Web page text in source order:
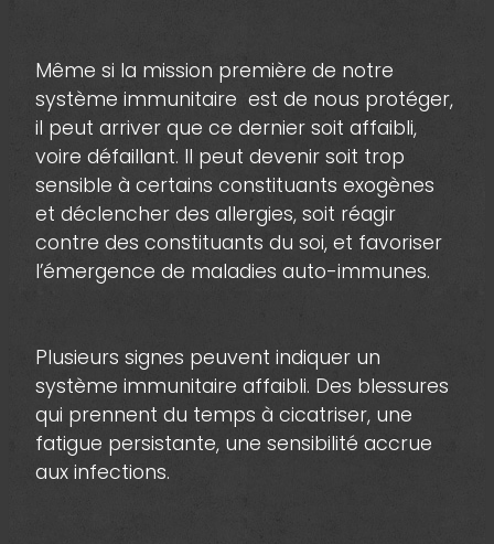
Même si la mission première de notre
système immunitaire est de nous protéger,
il peut arriver que ce dernier soit affaibli,
voire défaillant. Il peut devenir soit trop
sensible à certains constituants exogènes
et déclencher des allergies, soit réagir
contre des constituants du soi, et favoriser
l’émergence de maladies auto-immunes.
Plusieurs signes peuvent indiquer un
système immunitaire affaibli. Des blessures
qui prennent du temps à cicatriser, une
fatigue persistante, une sensibilité accrue
aux infections.